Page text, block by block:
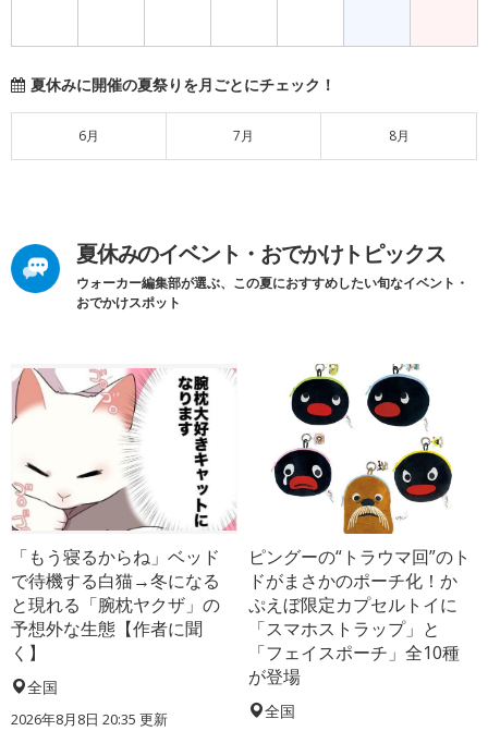
夏休みに開催の夏祭りを月ごとにチェック！
6月 7月 8月
夏休みのイベント・おでかけトピックス
ウォーカー編集部が選ぶ、この夏におすすめしたい旬なイベント・
おでかけスポット
「もう寝るからね」ベッド
で待機する白猫→冬になる
と現れる「腕枕ヤクザ」の
予想外な生態【作者に聞
く】
全国
2026年8月8日 20:35 更新
ピングーの“トラウマ回”のト
ドがまさかのポーチ化！か
ぷえぼ限定カプセルトイに
「スマホストラップ」と
「フェイスポーチ」全10種
が登場
全国